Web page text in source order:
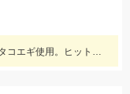
一色漁港出船【満洋丸】調査便!!Tsulinoタコエギ使用。ヒットカラーはホワイト・レッド